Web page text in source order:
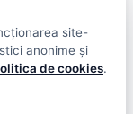
Casa si Gradina
site-
anonime și
de cookies.